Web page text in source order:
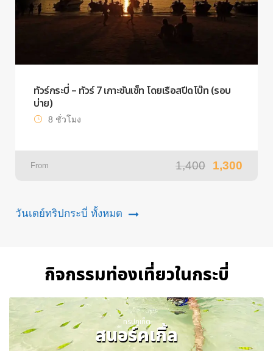
ทัวร์กระบี่ – ทัวร์ 7 เกาะซันเซ็ท โดยเรือสปีดโบ๊ท (รอบ
บ่าย)
8 ชั่วโมง
From 1,400 1,300
วันเดย์ทริปกระบี่ ทั้งหมด
กิจกรรมท่องเที่ยวในกระบี่
ทริปภูเก็ต
สนอร์คเกิ้ล